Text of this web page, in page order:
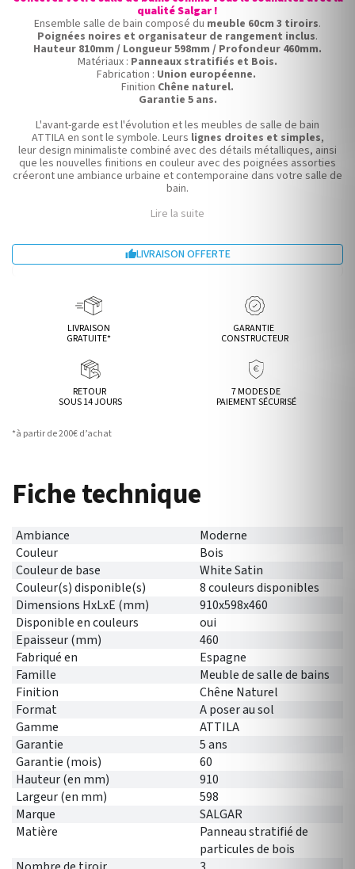
qualité Salgar !
Ensemble salle de bain composé du meuble 60cm 3 tiroirs.
Poignées noires et organisateur de rangement inclus.
Hauteur 810mm / Longueur 598mm / Profondeur 460mm.
Matériaux : Panneaux stratifiés et Bois.
Fabrication : Union européenne.
Finition Chêne naturel.
Garantie 5 ans.
L'avant-garde est l'évolution et les meubles de salle de bain
ATTILA en sont le symbole. Leurs lignes droites et simples,
leur design minimaliste combiné avec des détails métalliques, ainsi
que les nouvelles finitions en couleur avec des poignées assorties
créeront une ambiance urbaine et contemporaine dans votre salle de
bain.
Lire la suite
LIVRAISON OFFERTE
LIVRAISON
GRATUITE*
GARANTIE
CONSTRUCTEUR
RETOUR
SOUS 14 JOURS
7 MODES DE
PAIEMENT SÉCURISÉ
*à partir de 200€ d’achat
Fiche technique
Ambiance
Moderne
Couleur
Bois
Couleur de base
White Satin
Couleur(s) disponible(s)
8 couleurs disponibles
Dimensions HxLxE (mm)
910x598x460
Disponible en couleurs
oui
Epaisseur (mm)
460
Fabriqué en
Espagne
Famille
Meuble de salle de bains
Finition
Chêne Naturel
Format
A poser au sol
Gamme
ATTILA
Garantie
5 ans
Garantie (mois)
60
Hauteur (en mm)
910
Largeur (en mm)
598
Marque
SALGAR
Matière
Panneau stratifié de
particules de bois